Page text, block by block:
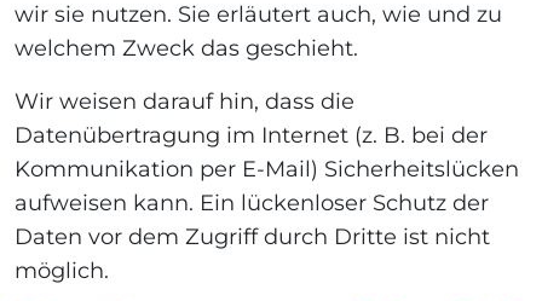
wir sie nutzen. Sie erläutert auch, wie und zu
welchem Zweck das geschieht.
Wir weisen darauf hin, dass die
Datenübertragung im Internet (z. B. bei der
Kommunikation per E-Mail) Sicherheitslücken
aufweisen kann. Ein lückenloser Schutz der
Daten vor dem Zugriff durch Dritte ist nicht
möglich.